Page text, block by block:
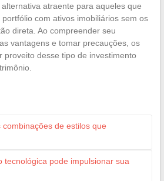
atraente para aqueles que
com ativos imobiliários sem os
direta. Ao compreender seu
vantagens e tomar precauções, os
proveito desse tipo de investimento
de estilos que
tecnológica pode impulsionar sua